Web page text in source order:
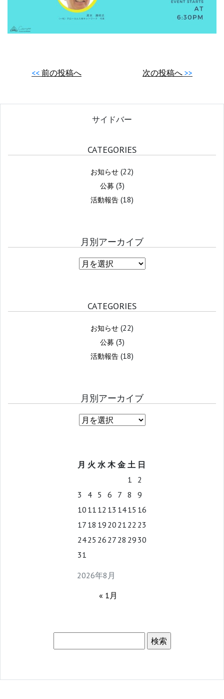
前の投稿へ 次の投稿へ
サイドバー
CATEGORIES
お知らせ (22)
公募 (3)
活動報告 (18)
月別アーカイブ
CATEGORIES
お知らせ (22)
公募 (3)
活動報告 (18)
月別アーカイブ
2026年8月
月 火 水 木 金 土 日
1
2
3
4 5 6 7 8
9
10 11 12 13 1415 16
17 18 19 20 21 22 23
2425 26 27 28 29 30
31
« 1月